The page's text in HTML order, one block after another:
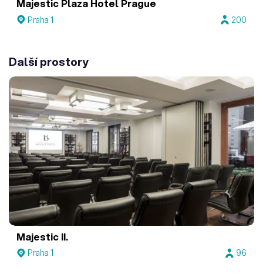
Majestic Plaza Hotel Prague
Praha 1 200
Další prostory
Majestic II.
Praha 1 96